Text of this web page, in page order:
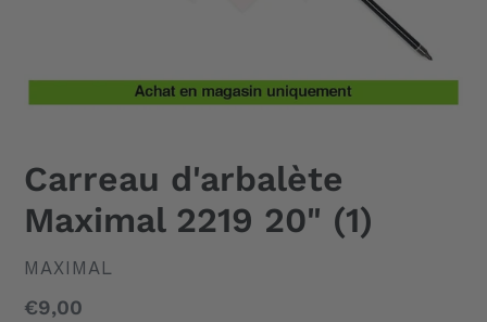
Carreau d'arbalète
Maximal 2219 20" (1)
DISTRIBUTEUR
MAXIMAL
Prix
€9,00